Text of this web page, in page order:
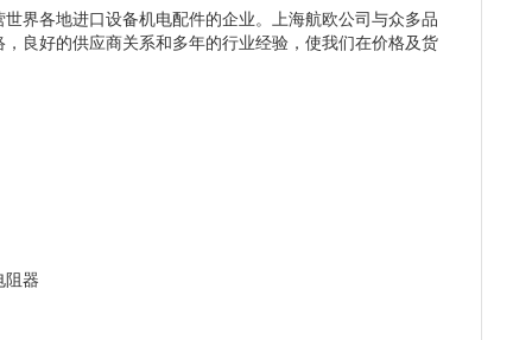
界各地进口设备机电配件的企业。上海航欧公司与众多品
良好的供应商关系和多年的行业经验，使我们在价格及货
阻器